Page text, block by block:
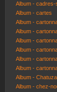
Album -
Album - cartes
Album -
Album -
Album -
Album -
Album -
Album -
Album -
Album - chez-